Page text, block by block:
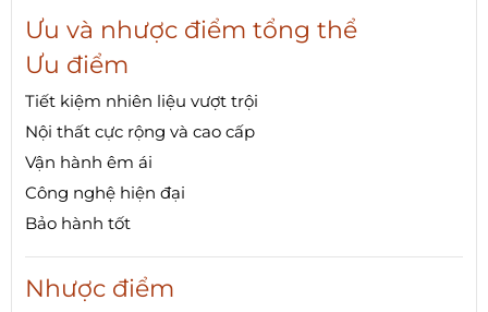
Ưu và nhược điểm tổng thể
Ưu điểm
Tiết kiệm nhiên liệu vượt trội
Nội thất cực rộng và cao cấp
Vận hành êm ái
Công nghệ hiện đại
Bảo hành tốt
Nhược điểm